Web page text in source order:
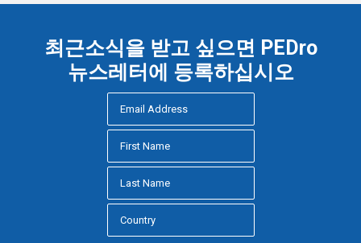
최근소식을 받고 싶으면 PEDro
뉴스레터에 등록하십시오